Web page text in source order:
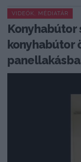
VIDEÓK, MÉDIATÁR
Konyhabútor
konyhabútor